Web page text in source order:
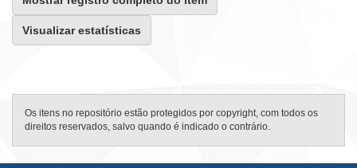
Visualizar estatísticas
Os itens no repositório estão protegidos por copyright, com todos os
direitos reservados, salvo quando é indicado o contrário.